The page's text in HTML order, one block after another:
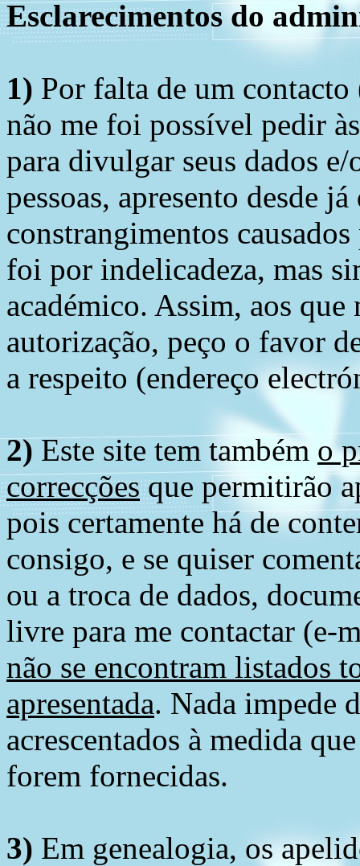
Esclarecimentos do
1) Por falta de um
não me foi possível pedir
para divulgar seus dados
pessoas, apresento desde
constrangimentos
foi por indelicadeza, mas
académico. Assim, aos
autorização, peço o favor
a respeito (endereço
2)Este site tem também o
correcçõesque permitirão
pois certamente há de
consigo, e se quiser
ou a troca de dados,
livre para me contactar (e-
não se encontram listados
apresentada. Nada impede
acrescentados à medida
forem fornecidas.
3) Em genealogia, os